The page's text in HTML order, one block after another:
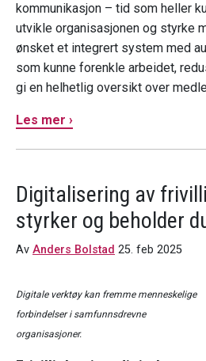
kommunikasjon – tid som heller
utvikle organisasjonen og styrke
ønsket et integrert system med
som kunne forenkle arbeidet,
gi en helhetlig oversikt over
Les mer ›
Digitalisering av
styrker og beholder
Av Anders Bolstad 25. feb 2025
Digitale verktøy kan fremme menneskelige
forbindelser i samfunnsdrevne
organisasjoner.